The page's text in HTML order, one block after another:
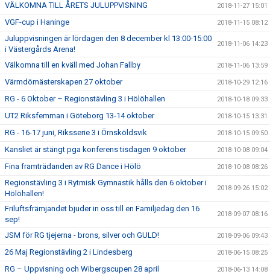
VÄLKOMNA TILL ÅRETS JULUPPVISNING 2018-11-27 15:01
VGF-cup i Haninge 2018-11-15 08:12
Juluppvisningen är lördagen den 8 december kl 13:00-15:00
i Västergårds Arena!
2018-11-06 14:23
Välkomna till en kväll med Johan Fallby 2018-11-06 13:59
Värmdömästerskapen 27 oktober 2018-10-29 12:16
RG - 6 Oktober – Regionstävling 3 i Hölöhallen 2018-10-18 09:33
UT2 Riksfemman i Göteborg 13-14 oktober 2018-10-15 13:31
RG - 16-17 juni, Riksserie 3 i Örnsköldsvik 2018-10-15 09:50
Kansliet är stängt pga konferens tisdagen 9 oktober 2018-10-08 09:04
Fina framträdanden av RG Dance i Hölö 2018-10-08 08:26
Regionstävling 3 i Rytmisk Gymnastik hålls den 6 oktober i
Hölöhallen!
2018-09-26 15:02
Friluftsfrämjandet bjuder in oss till en Familjedag den 16
sep!
2018-09-07 08:16
JSM för RG tjejerna - brons, silver och GULD! 2018-09-06 09:43
26 Maj Regionstävling 2 i Lindesberg 2018-06-15 08:25
RG – Uppvisning och Wibergscupen 28 april 2018-06-13 14:08